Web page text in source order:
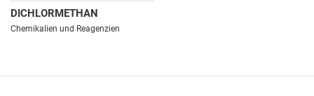
DICHLORMETHAN
Chemikalien und Reagenzien